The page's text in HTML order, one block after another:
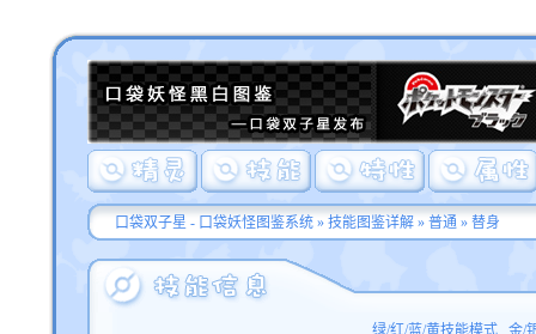
口袋双子星 - 口袋妖怪图鉴系统» 技能图鉴详解» 普通» 替身
绿/红/蓝/黄技能模式 金/